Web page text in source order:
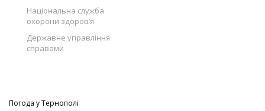
Національна служба
охорони здоров’я
Державне управління
справами
Погода уТернополі